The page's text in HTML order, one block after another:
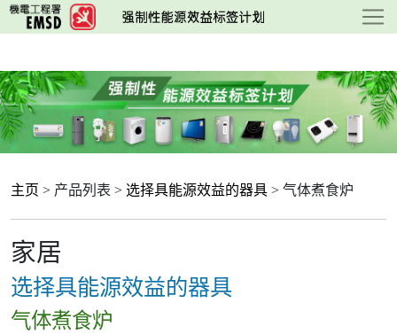
跳
至
要
内
容
主页 > 产品列表 > 选择具能源效益的器具 > 气体煮食炉
家居
选择具能源效益的器具
气体煮食炉